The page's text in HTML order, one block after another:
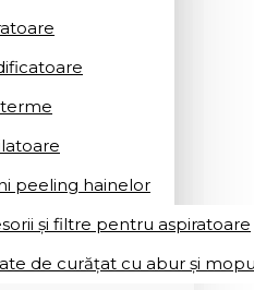
peeling hainelor
și filtre pentru aspiratoare
de curățat cu abur și